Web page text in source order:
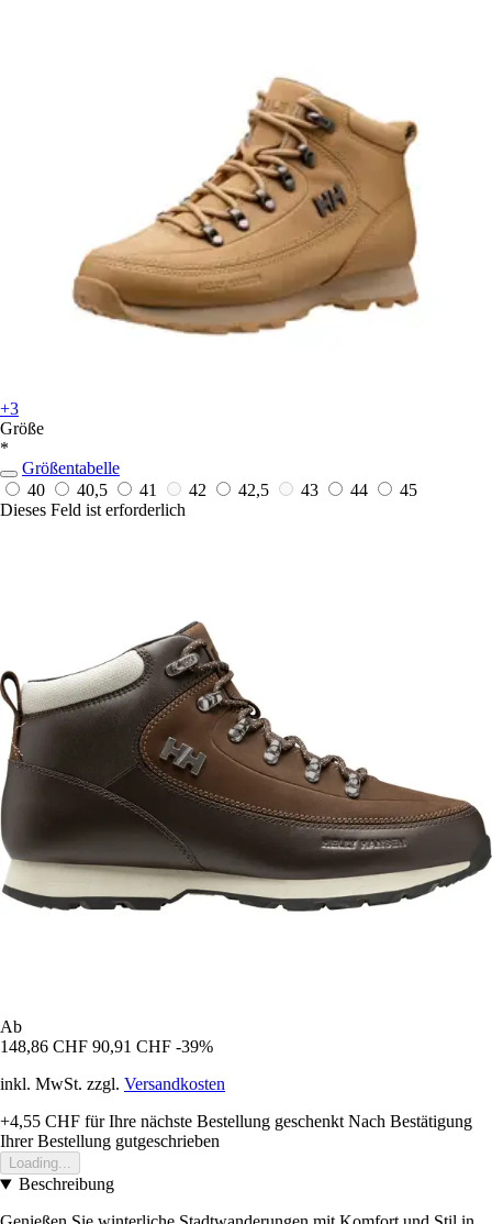
+3
Größe
*
Größentabelle
40
40,5 41 42 42,5 43 44
45
Dieses Feld ist erforderlich
Ab
148,86 CHF 90,91 CHF -39%
inkl. MwSt. zzgl. Versandkosten
+4,55 CHF für Ihre nächste Bestellung geschenkt Nach Bestätigung
Ihrer Bestellung gutgeschrieben
Loading...
Beschreibung